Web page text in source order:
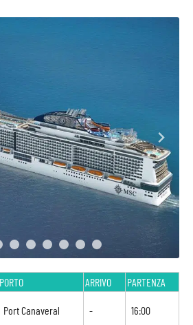
PORTO ARRIVO PARTENZA
Port Canaveral - 16:00